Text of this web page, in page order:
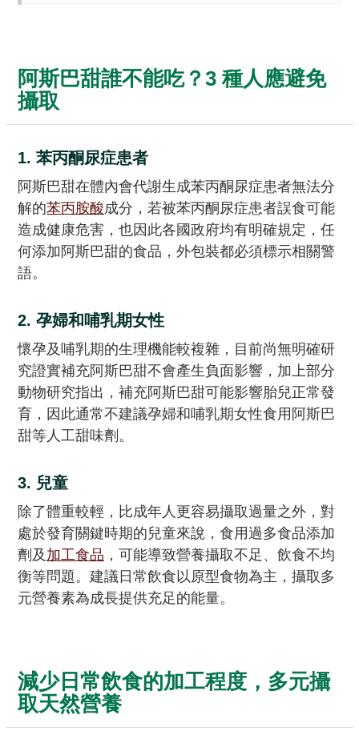
阿斯巴甜誰不能吃？3 種人應避免
攝取
1. 苯丙酮尿症患者
阿斯巴甜在體內會代謝生成苯丙酮尿症患者無法分
解的苯丙胺酸成分，若被苯丙酮尿症患者誤食可能
造成健康危害，也因此各國政府均有明確規定，任
何添加阿斯巴甜的食品，外包裝都必須標示相關警
語。
2. 孕婦和哺乳期女性
懷孕及哺乳期的生理機能較複雜，目前尚無明確研
究證實補充阿斯巴甜不會產生負面影響，加上部分
動物研究指出，補充阿斯巴甜可能影響胎兒正常發
育，因此通常不建議孕婦和哺乳期女性食用阿斯巴
甜等人工甜味劑。
3. 兒童
除了體重較輕，比成年人更容易攝取過量之外，對
處於發育關鍵時期的兒童來說，食用過多食品添加
劑及加工食品 ，可能導致營養攝取不足、飲食不均
衡等問題。建議日常飲食以原型食物為主，攝取多
元營養素為成長提供充足的能量。
減少日常飲食的加工程度，多元攝
取天然營養